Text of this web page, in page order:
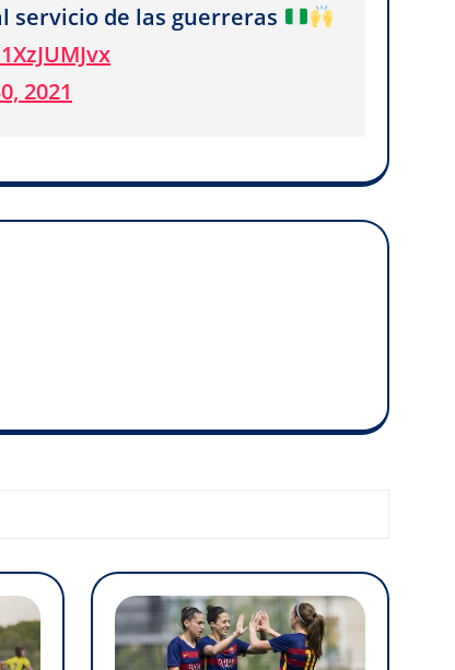
servicio de las guerreras
2021